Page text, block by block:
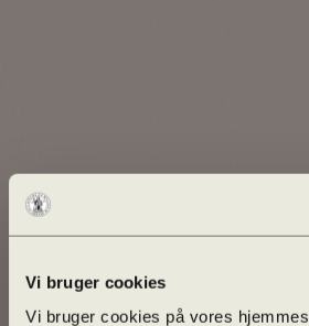
Vi bruger cookies
Vi bruger cookies på vores